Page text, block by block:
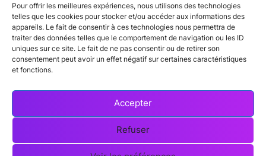
Pour offrir les meilleures expériences, nous utilisons des technologies
telles que les cookies pour stocker et/ou accéder aux informations des
appareils. Le fait de consentir à ces technologies nous permettra de
traiter des données telles que le comportement de navigation ou les ID
uniques sur ce site. Le fait de ne pas consentir ou de retirer son
consentement peut avoir un effet négatif sur certaines caractéristiques
et fonctions.
Accepter
Refuser
Informations légales
Conditions générales
Politique de cookies